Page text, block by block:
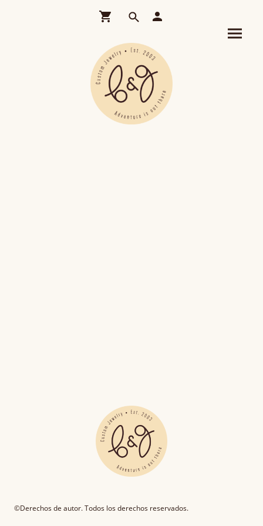
©Derechos de autor. Todos los derechos reservados.